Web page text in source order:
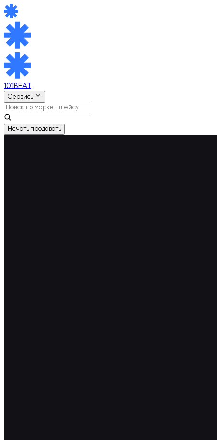
101BEAT
Сервисы
Начать продавать